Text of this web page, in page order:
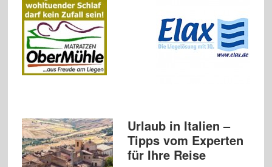
Urlaub in Italien –
Tipps vom Experten
für Ihre Reise